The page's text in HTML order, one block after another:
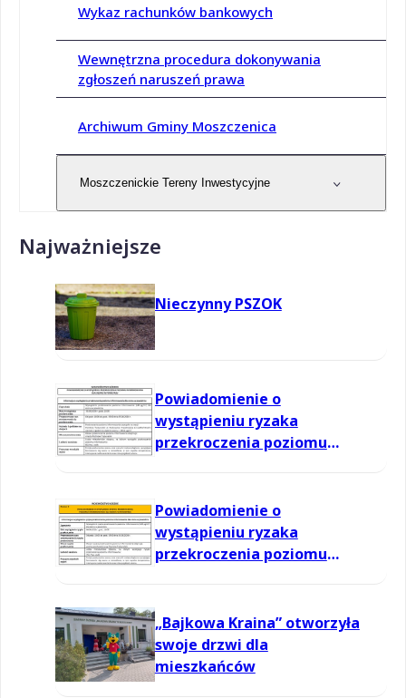
Wykaz rachunków bankowych
Wewnętrzna procedura dokonywania
zgłoszeń naruszeń prawa
Archiwum Gminy Moszczenica
Moszczenickie Tereny Inwestycyjne
Najważniejsze
Nieczynny PSZOK
Powiadomienie o
wystąpieniu ryzaka
przekroczenia poziomu
Powiadomienie o
wystąpieniu ryzaka
przekroczenia poziomu
„Bajkowa Kraina” otworzyła
swoje drzwi dla
mieszkańców